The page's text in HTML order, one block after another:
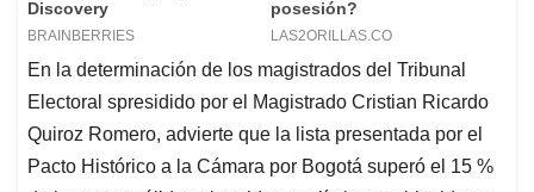
En la determinación de los magistrados del Tribunal
Electoral spresidido por el Magistrado Cristian Ricardo
Quiroz Romero, advierte que la lista presentada por el
Pacto Histórico a la Cámara por Bogotá superó el 15 %